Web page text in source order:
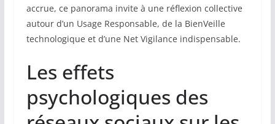
accrue, ce panorama invite à une réflexion collective
autour d’un Usage Responsable, de la BienVeille
technologique et d’une Net Vigilance indispensable.
Les effets
psychologiques des